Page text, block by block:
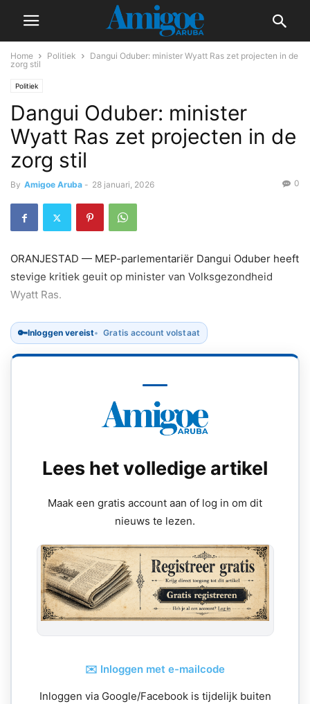
Home Politiek
Dangui Oduber: minister Wyatt Ras zet projecten in de
zorg stil
Politiek
Dangui Oduber: minister
Wyatt Ras zet projecten in de
zorg stil
By Amigoe Aruba - 28 januari, 2026 0
ORANJESTAD — MEP-parlementariër Dangui Oduber heeft
stevige kritiek geuit op minister van Volksgezondheid
Wyatt Ras.
🔑Inloggen vereist Gratis account volstaat
Lees het volledige artikel
Maak een gratis account aan of log in om dit
nieuws te lezen.
✉️ Inloggen met e-mailcode
Inloggen via Google/Facebook is tijdelijk buiten